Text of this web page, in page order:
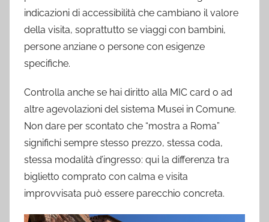
indicazioni di accessibilità che cambiano il valore
della visita, soprattutto se viaggi con bambini,
persone anziane o persone con esigenze
specifiche.
Controlla anche se hai diritto alla MIC card o ad
altre agevolazioni del sistema Musei in Comune.
Non dare per scontato che “mostra a Roma”
significhi sempre stesso prezzo, stessa coda,
stessa modalità d’ingresso: qui la differenza tra
biglietto comprato con calma e visita
improvvisata può essere parecchio concreta.